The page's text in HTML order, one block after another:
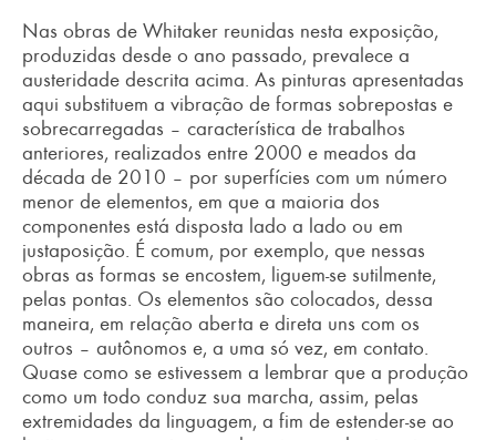
Nas obras de Whitaker reunidas nesta exposição,
produzidas desde o ano passado, prevalece a
austeridade descrita acima. As pinturas apresentadas
aqui substituem a vibração de formas sobrepostas e
sobrecarregadas – característica de trabalhos
anteriores, realizados entre 2000 e meados da
década de 2010 – por superfícies com um número
menor de elementos, em que a maioria dos
componentes está disposta lado a lado ou em
justaposição. É comum, por exemplo, que nessas
obras as formas se encostem, liguem-se sutilmente,
pelas pontas. Os elementos são colocados, dessa
maneira, em relação aberta e direta uns com os
outros – autônomos e, a uma só vez, em contato.
Quase como se estivessem a lembrar que a produção
como um todo conduz sua marcha, assim, pelas
extremidades da linguagem, a fim de estender-se ao